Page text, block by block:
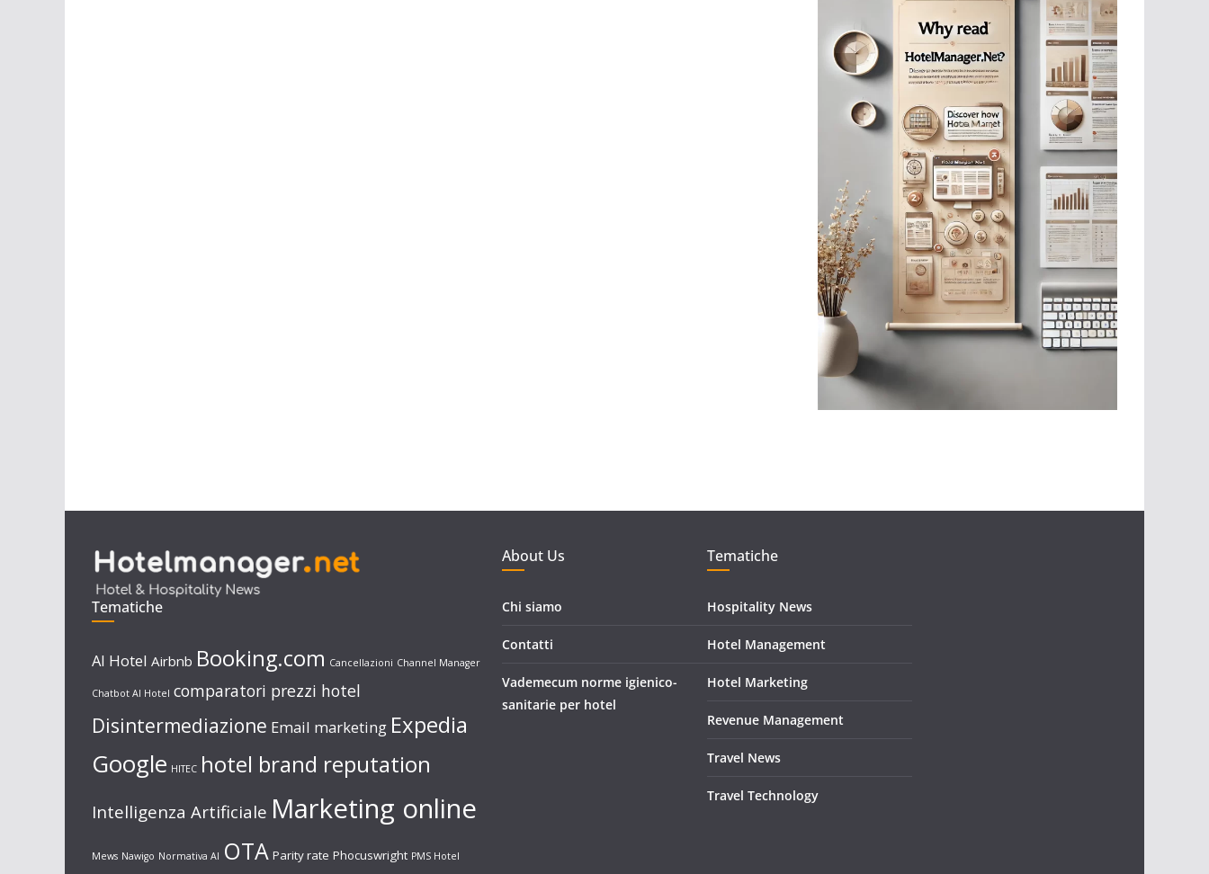
Tematiche
AI Hotel Airbnb Booking.com Cancellazioni Channel Manager
Chatbot AI Hotel comparatori prezzi hotel
Disintermediazione Email marketing Expedia
Google HITEC hotel brand reputation
Intelligenza Artificiale Marketing online
Mews Nawigo Normativa AI OTA Parity rate Phocuswright PMS Hotel
About Us
Chi siamo
Contatti
Vademecum norme igienico-
sanitarie per hotel
Tematiche
Hospitality News
Hotel Management
Hotel Marketing
Revenue Management
Travel News
Travel Technology